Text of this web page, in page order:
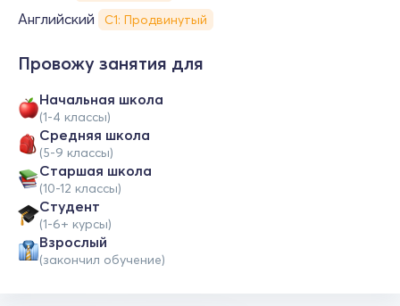
Английский С1: Продвинутый
Провожу занятия для
Начальная школа
(1-4 классы)
Средняя школа
(5-9 классы)
Cтаршая школа
(10-12 классы)
Студент
(1-6+ курсы)
Взрослый
(закончил обучение)